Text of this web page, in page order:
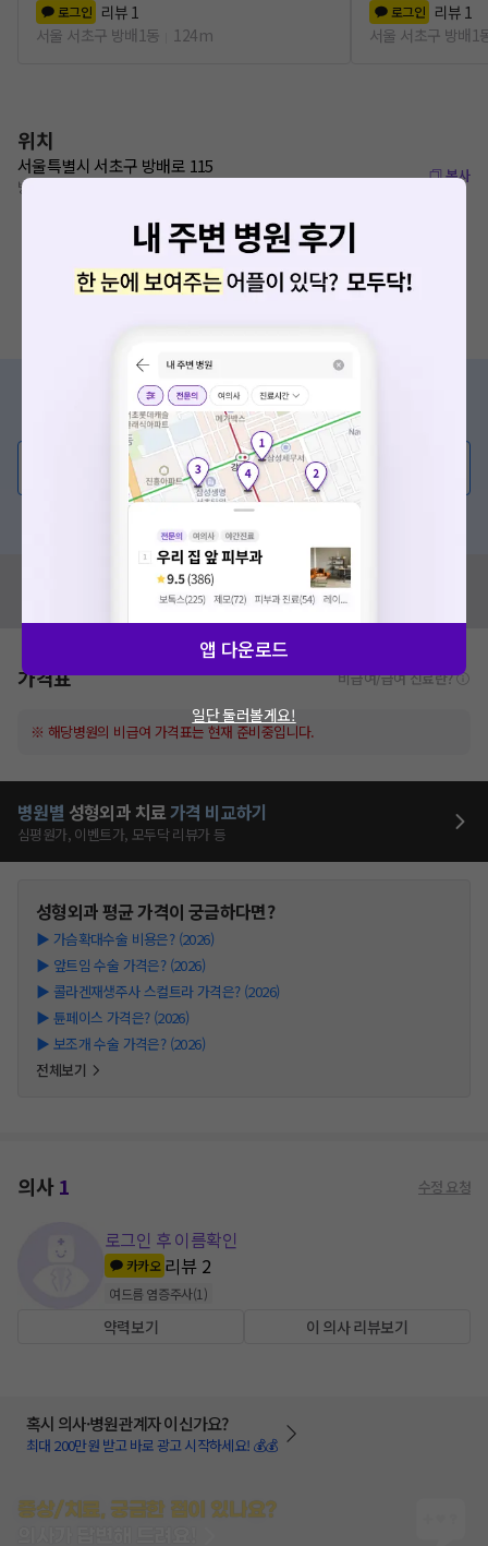
로그인 리뷰 1
서울 서초구 방배1동
124m
로그인 리뷰 1
서울 서초구 방배1
위치
서울특별시 서초구 방배로 115
방배역 380m
복사
증상/치료, 궁금한 점이 있나요?
의사가 직접 답해드려요!
💬 무엇이든 물어보세요
혹은, 의료상담 서비스에 다양한 게시글 보러가기
혹시 잘못된 병원정보가 있나요?
모두닥 팀에 알려주세요!
가격표 비급여/급여 진료란?
※ 해당병원의 비급여 가격표는 현재 준비중입니다.
병원별 성형외과 치료가격 비교하기
심평원가, 이벤트가, 모두닥 리뷰가 등
성형외과평균 가격이 궁금하다면?
▶ 가슴확대수술 비용은? (2026)
▶ 앞트임 수술 가격은? (2026)
▶ 콜라겐재생주사 스컬트라 가격은? (2026)
▶ 튠페이스 가격은? (2026)
▶ 보조개 수술 가격은? (2026)
전체보기
의사1 수정 요청
로그인 후 이름확인
카카오 리뷰 2
여드름 염증주사(1 )
약력보기 이 의사 리뷰보기
혹시 의사·병원관계자 이신가요?
최대 200만원 받고 바로 광고 시작하세요! 💰💰
증상/치료, 궁금한 점이 있나요?
앱 다운로드
일단 둘러볼게요!